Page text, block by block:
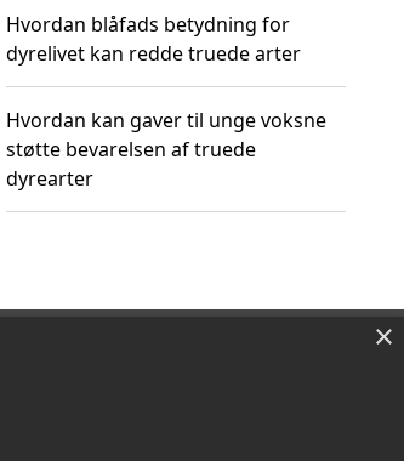
Hvordan blåfads betydning for
dyrelivet kan redde truede arter
Hvordan kan gaver til unge voksne
støtte bevarelsen af truede
dyrearter
×